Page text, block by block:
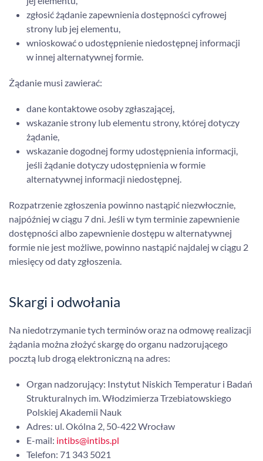
zgłosić żądanie zapewnienia dostępności cyfrowej
strony lub jej elementu,
wnioskować o udostępnienie niedostępnej informacji
w innej alternatywnej formie.
Żądanie musi zawierać:
dane kontaktowe osoby zgłaszającej,
wskazanie strony lub elementu strony, której dotyczy
żądanie,
wskazanie dogodnej formy udostępnienia informacji,
jeśli żądanie dotyczy udostępnienia w formie
alternatywnej informacji niedostępnej.
Rozpatrzenie zgłoszenia powinno nastąpić niezwłocznie,
najpóźniej w ciągu 7 dni. Jeśli w tym terminie zapewnienie
dostępności albo zapewnienie dostępu w alternatywnej
formie nie jest możliwe, powinno nastąpić najdalej w ciągu 2
miesięcy od daty zgłoszenia.
Skargi i odwołania
Na niedotrzymanie tych terminów oraz na odmowę realizacji
żądania można złożyć skargę do organu nadzorującego
pocztą lub drogą elektroniczną na adres:
Organ nadzorujący: Instytut Niskich Temperatur i Badań
Strukturalnych im. Włodzimierza Trzebiatowskiego
Polskiej Akademii Nauk
Adres: ul. Okólna 2, 50-422 Wrocław
E-mail: intibs@intibs.pl
Telefon: 71 343 5021